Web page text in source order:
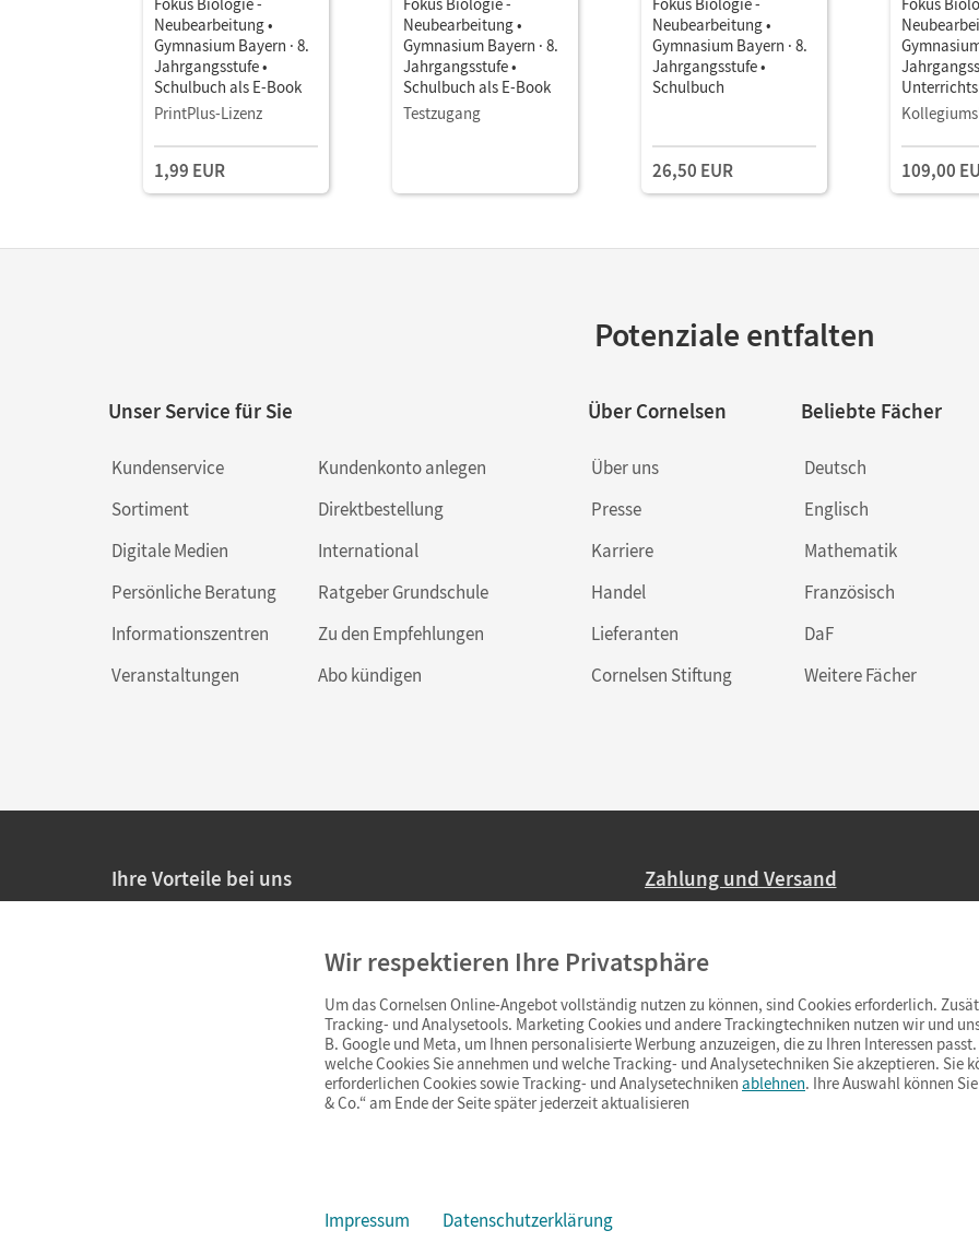
Neubearbeitung •
Gymnasium Bayern · 8.
Jahrgangsstufe •
Schulbuch als E-Book
PrintPlus-Lizenz
1,99 EUR
Neubearbeitung •
Gymnasium Bayern · 8.
Jahrgangsstufe •
Schulbuch als E-Book
Testzugang
Neubearbeitung •
Gymnasium Bayern · 8.
Jahrgangsstufe •
Schulbuch
26,50 EUR
Book mit
und
109,00
Potenziale entfalten
Unser Service für Sie
Kundenservice
Sortiment
Digitale Medien
Persönliche Beratung
Informationszentren
Veranstaltungen
Kundenkonto anlegen
Direktbestellung
International
Ratgeber Grundschule
Zu den Empfehlungen
Abo kündigen
Über Cornelsen
Über uns
Presse
Karriere
Handel
Lieferanten
Cornelsen Stiftung
Beliebte Fächer
Deutsch
Englisch
Mathematik
Französisch
DaF
Weitere Fächer
Ihre Vorteile bei uns
Persönliche Angebote für Lehrkräfte
Sicheres Einkaufen mit SSL-Verschlüsselung
Widerrufsfristvon 4 Wochen
Schnelle und einfache Retourenabwicklung
Zahlung und Versand
Ab 59,– EUR Bestellwert liefern wir
(Lieferung in 3–6 Tagen).
Barrierefreiheit Cookies & Co.
Wir respektieren Ihre Privatsphäre
Um das Cornelsen Online-Angebot vollständig nutzen zu können, sind Cookies erforderlich.
Tracking- und Analysetools. Marketing Cookies und andere Trackingtechniken nutzen wir und
B. Google und Meta, um Ihnen personalisierte Werbung anzuzeigen, die zu Ihren Interessen
welche Cookies Sie annehmen und welche Tracking- und Analysetechniken Sie akzeptieren. Sie
erforderlichen Cookies sowie Tracking- und Analysetechniken ablehnen. Ihre Auswahl können
& Co.“ am Ende der Seite später jederzeit aktualisieren
Impressum Datenschutzerklärung